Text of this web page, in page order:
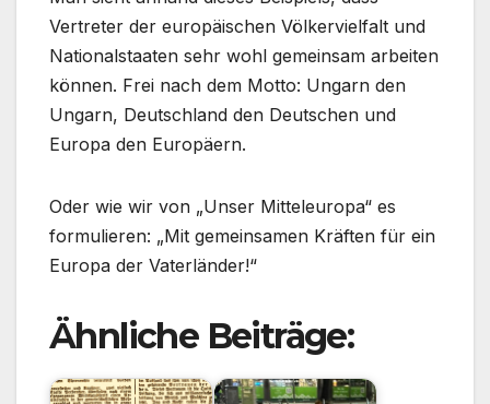
Vertreter der europäischen Völkervielfalt und
Nationalstaaten sehr wohl gemeinsam arbeiten
können. Frei nach dem Motto: Ungarn den
Ungarn, Deutschland den Deutschen und
Europa den Europäern.
Oder wie wir von „Unser Mitteleuropa“ es
formulieren: „Mit gemeinsamen Kräften für ein
Europa der Vaterländer!“
Ähnliche Beiträge: